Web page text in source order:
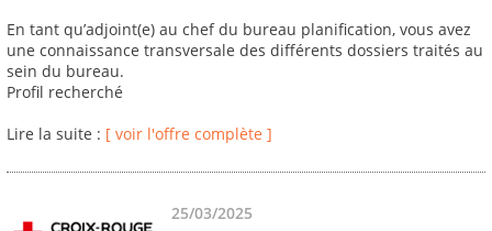
En tant qu’adjoint(e) au chef du bureau planification, vous avez
une connaissance transversale des différents dossiers traités au
sein du bureau.
Profil recherché
Lire la suite : [ voir l'offre complète ]
25/03/2025